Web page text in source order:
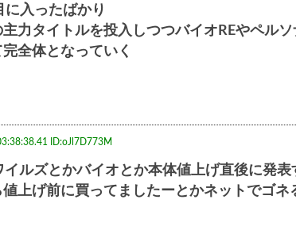
入ったばかり
力タイトルを投入しつつバイオREやペル
全体となっていく
ID:oJl7D773M
イルズとかバイオとか本体値上げ直後に発表
値上げ前に買ってましたーとかネットでゴ